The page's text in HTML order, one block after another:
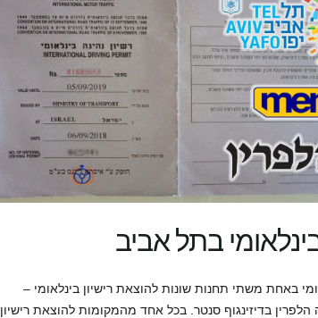
בתל אביב
באחת משתי תחנות שונות להוצאת רישיון בינלאומי –
הלפרין בדיזינגוף סנטר. בכל אחד מהמקומות להוצאת רישיון